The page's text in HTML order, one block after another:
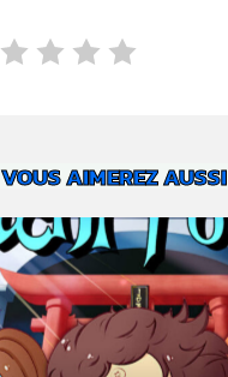
VOUS AIMEREZ AUSSI